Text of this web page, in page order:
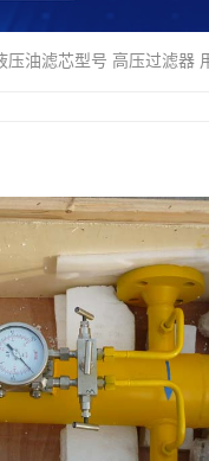
压油滤芯型号 高压过滤器